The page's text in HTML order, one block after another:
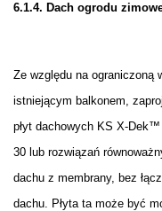
6.1.4. Dach ogrodu
Ze względu na ograniczoną
istniejącym balkonem,
płyt dachowych KS X-
30 lub rozwiązań
dachu z membrany, bez
dachu. Płyta ta może być